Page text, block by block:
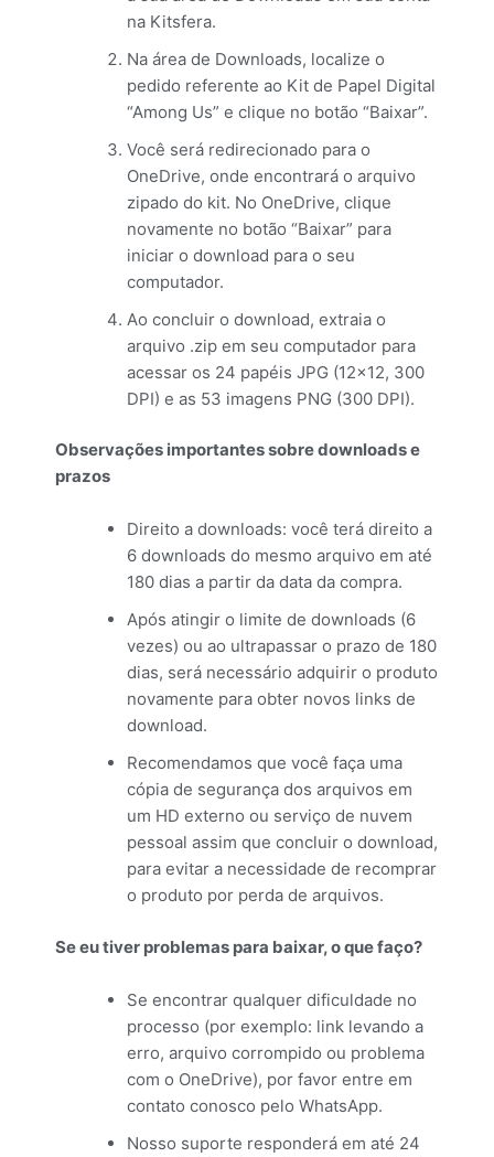
na Kitsfera.
Na área de Downloads, localize o
pedido referente ao Kit de Papel Digital
“Among Us” e clique no botão “Baixar”.
Você será redirecionado para o
OneDrive, onde encontrará o arquivo
zipado do kit. No OneDrive, clique
novamente no botão “Baixar” para
iniciar o download para o seu
computador.
Ao concluir o download, extraia o
arquivo .zip em seu computador para
acessar os 24 papéis JPG (12×12, 300
DPI) e as 53 imagens PNG (300 DPI).
Observações importantes sobre downloads e
prazos
Direito a downloads: você terá direito a
6 downloads do mesmo arquivo em até
180 dias a partir da data da compra.
Após atingir o limite de downloads (6
vezes) ou ao ultrapassar o prazo de 180
dias, será necessário adquirir o produto
novamente para obter novos links de
download.
Recomendamos que você faça uma
cópia de segurança dos arquivos em
um HD externo ou serviço de nuvem
pessoal assim que concluir o download,
para evitar a necessidade de recomprar
o produto por perda de arquivos.
Se eu tiver problemas para baixar, o que faço?
Se encontrar qualquer dificuldade no
processo (por exemplo: link levando a
erro, arquivo corrompido ou problema
com o OneDrive), por favor entre em
contato conosco pelo WhatsApp.
Nosso suporte responderá em até 24